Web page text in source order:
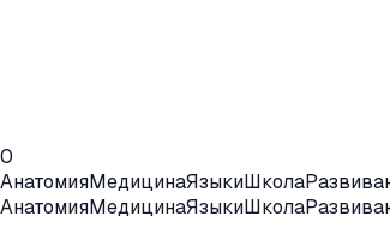
0
АнатомияМедицинаЯзыкиШкола
АнатомияМедицинаЯзыкиШкола